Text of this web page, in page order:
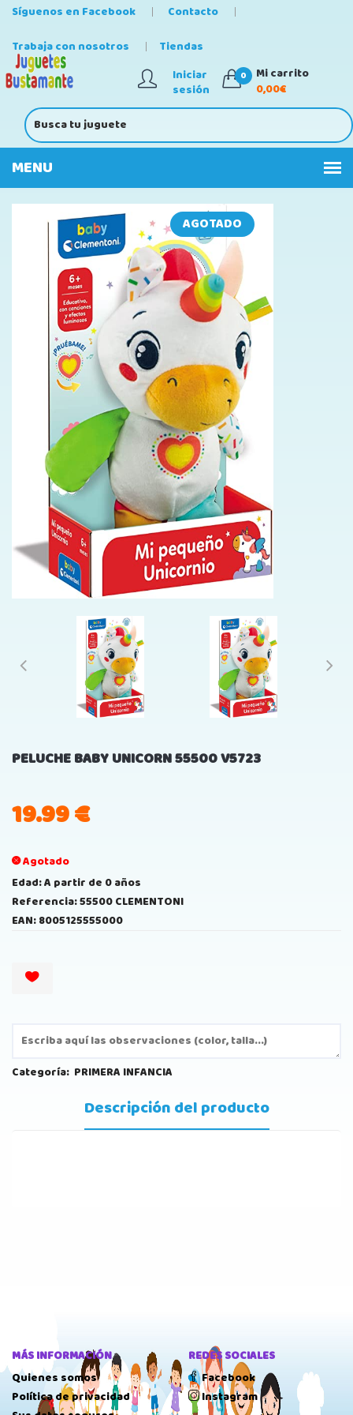
Síguenos en Facebook
Contacto
Trabaja con nosotros
Tiendas
Iniciar
sesión
0
Mi carrito
0,00€
AGOTADO
PELUCHE BABY UNICORN 55500 V5723
19.99€
Agotado
Edad: A partir de 0 años
Referencia: 55500 CLEMENTONI
EAN: 8005125555000
Categoría: PRIMERA INFANCIA
Descripción del producto
MÁS INFORMACIÓN
Quienes somos
Política de privacidad
REDES SOCIALES
Facebook
Instagram